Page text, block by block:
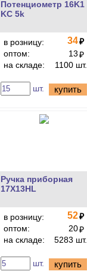
Потенциометр 16K1
KC 5k
в розницу: 34₽
оптом:
13₽
на складе:
1100 шт.
шт. купить
Ручка приборная
17X13HL
в розницу: 52₽
оптом:
20₽
на складе:
5283 шт.
шт. купить